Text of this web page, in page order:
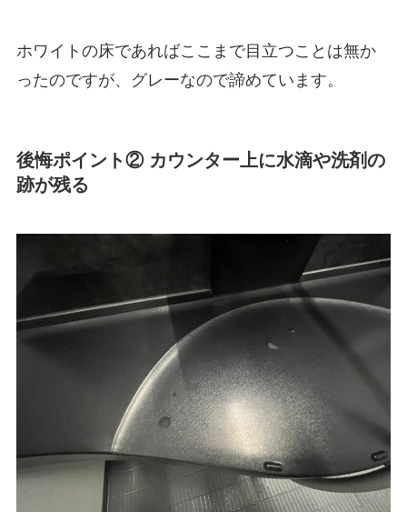
ホワイトの床であればここまで目立つことは無か
ったのですが、グレーなので諦めています。
後悔ポイント② カウンター上に水滴や洗剤の
跡が残る